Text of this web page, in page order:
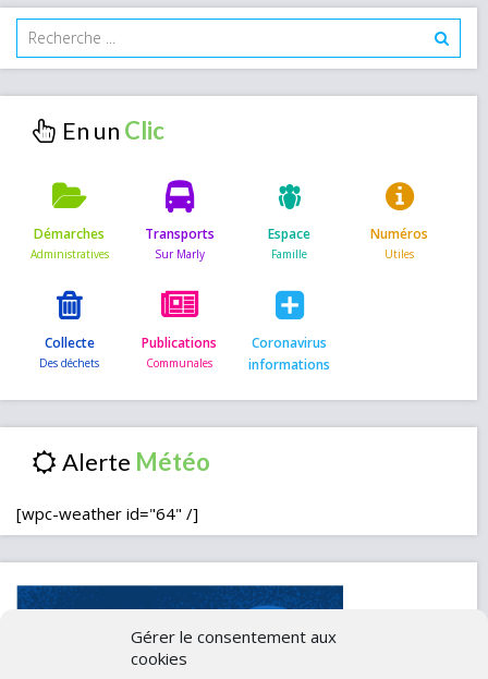
Gérer le consentement aux
cookies
En un
Démarches Transports Espace Numéros
Collecte Publications
Coronavirus
informations
Alerte
[wpc-weather id="64" /]